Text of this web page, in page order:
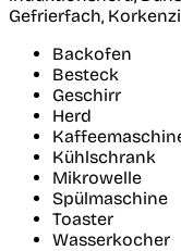
Gefrierfach,
Backofen
Besteck
Geschirr
Herd
Kühlschrank
Mikrowelle
Spülmaschine
Toaster
Wasserkocher